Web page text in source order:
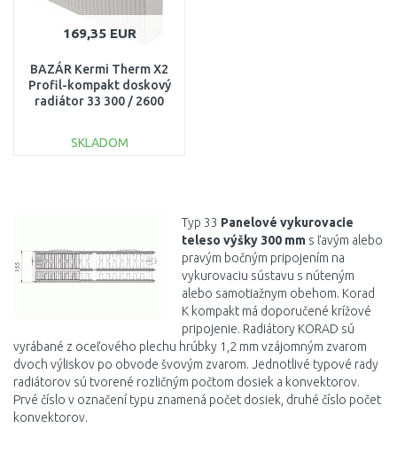
169,35 EUR
BAZÁR Kermi Therm X2
Profil-kompakt doskový
radiátor 33 300 / 2600
SKLADOM
Typ 33 Panelové vykurovacie
teleso výšky 300 mm s ľavým alebo
pravým bočným pripojením na
vykurovaciu sústavu s núteným
alebo samotiažnym obehom. Korad
K kompakt má doporučené krížové
pripojenie. Radiátory KORAD sú
vyrábané z oceľového plechu hrúbky 1,2 mm vzájomným zvarom
dvoch výliskov po obvode švovým zvarom. Jednotlivé typové rady
radiátorov sú tvorené rozličným počtom dosiek a konvektorov.
Prvé číslo v označení typu znamená počet dosiek, druhé číslo počet
konvektorov.